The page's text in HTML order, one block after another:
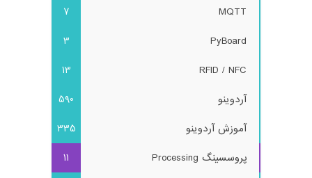
MQTT
7
PyBoard
3
RFID / NFC
13
آردوینو
590
آموزش آردوینو
335
پروسسینگ Processing
11